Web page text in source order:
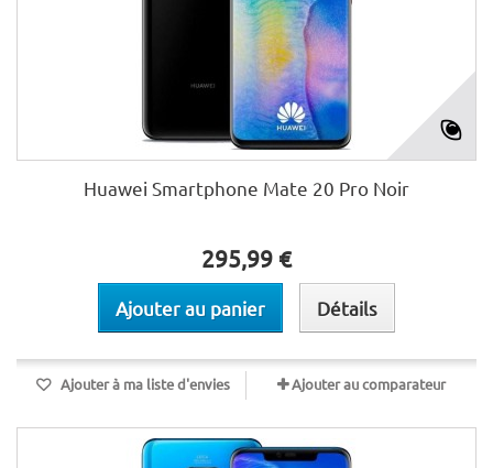
Huawei Smartphone Mate 20 Pro Noir
295,99 €
Ajouter au panier Détails
Ajouter à ma liste d'envies Ajouter au comparateur